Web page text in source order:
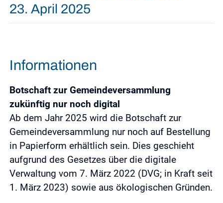
23. April 2025
Informationen
Botschaft zur Gemeindeversammlung
zukünftig nur noch digital
Ab dem Jahr 2025 wird die Botschaft zur
Gemeindeversammlung nur noch auf Bestellung
in Papierform erhältlich sein. Dies geschieht
aufgrund des Gesetzes über die digitale
Verwaltung vom 7. März 2022 (DVG; in Kraft seit
1. März 2023) sowie aus ökologischen Gründen.